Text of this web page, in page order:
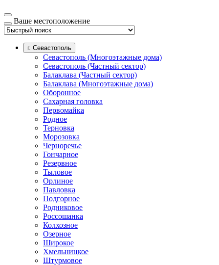
Ваше местоположение
г. Севастополь
Севастополь (Многоэтажные дома)
Севастополь (Частный сектор)
Балаклава (Частный сектор)
Балаклава (Многоэтажные дома)
Оборонное
Сахарная головка
Первомайка
Родное
Терновка
Морозовка
Черноречье
Гончарное
Резервное
Тыловое
Орлиное
Павловка
Подгорное
Родниковое
Россошанка
Колхозное
Озерное
Широкое
Хмельницкое
Штурмовое